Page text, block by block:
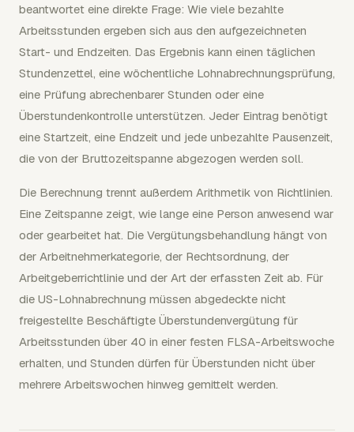
beantwortet eine direkte Frage: Wie viele bezahlte
Arbeitsstunden ergeben sich aus den aufgezeichneten
Start- und Endzeiten. Das Ergebnis kann einen täglichen
Stundenzettel, eine wöchentliche Lohnabrechnungsprüfung,
eine Prüfung abrechenbarer Stunden oder eine
Überstundenkontrolle unterstützen. Jeder Eintrag benötigt
eine Startzeit, eine Endzeit und jede unbezahlte Pausenzeit,
die von der Bruttozeitspanne abgezogen werden soll.
Die Berechnung trennt außerdem Arithmetik von Richtlinien.
Eine Zeitspanne zeigt, wie lange eine Person anwesend war
oder gearbeitet hat. Die Vergütungsbehandlung hängt von
der Arbeitnehmerkategorie, der Rechtsordnung, der
Arbeitgeberrichtlinie und der Art der erfassten Zeit ab. Für
die US-Lohnabrechnung müssen abgedeckte nicht
freigestellte Beschäftigte Überstundenvergütung für
Arbeitsstunden über 40 in einer festen FLSA-Arbeitswoche
erhalten, und Stunden dürfen für Überstunden nicht über
mehrere Arbeitswochen hinweg gemittelt werden.